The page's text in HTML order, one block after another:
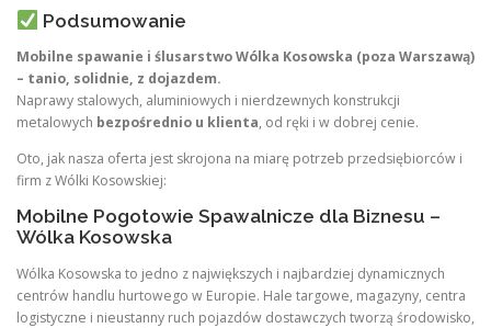
Podsumowanie
Mobilne spawanie i ślusarstwo Wólka Kosowska (poza Warszawą)
– tanio, solidnie, z dojazdem.
Naprawy stalowych, aluminiowych i nierdzewnych konstrukcji
metalowych bezpośrednio u klienta, od ręki i w dobrej cenie.
Oto, jak nasza oferta jest skrojona na miarę potrzeb przedsiębiorców i
firm z Wólki Kosowskiej:
Mobilne Pogotowie Spawalnicze dla Biznesu –
Wólka Kosowska
Wólka Kosowska to jedno z największych i najbardziej dynamicznych
centrów handlu hurtowego w Europie. Hale targowe, magazyny, centra
logistyczne i nieustanny ruch pojazdów dostawczych tworzą środowisko,